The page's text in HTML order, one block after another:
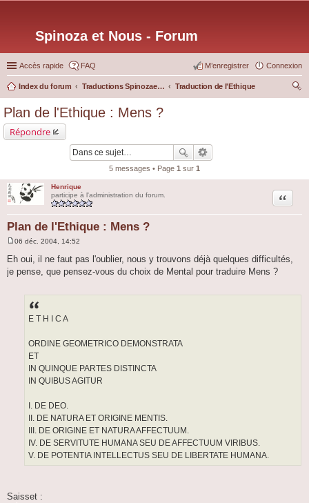
Spinoza et Nous - Forum
Accès rapide FAQ Connexion
M’enregistrer
Index du forum Traductions Spinozaetnous.org
Traduction de l'Ethique
Plan de l'Ethique : Mens ?
Répondre
5 messages • Page 1 sur 1
Henrique
participe à l'administration du forum.
Plan de l'Ethique : Mens ?
Citation
s
s
06 déc. 2004, 14:52
Eh oui, il ne faut pas l'oublier, nous y trouvons déjà quelques difficultés,
je pense, que pensez-vous du choix de Mental pour traduire Mens ?
E T H I C A
ORDINE GEOMETRICO DEMONSTRATA
ET
IN QUINQUE PARTES DISTINCTA
IN QUIBUS AGITUR
I. DE DEO.
II. DE NATURA ET ORIGINE MENTIS.
III. DE ORIGINE ET NATURA AFFECTUUM.
IV. DE SERVITUTE HUMANA SEU DE AFFECTUUM VIRIBUS.
V. DE POTENTIA INTELLECTUS SEU DE LIBERTATE HUMANA.
Saisset :